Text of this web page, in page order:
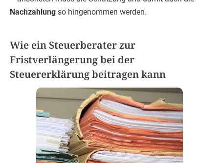
Nachzahlung so hingenommen werden.
Wie ein Steuerberater zur
Fristverlängerung bei der
Steuererklärung beitragen kann